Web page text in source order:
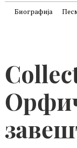
Биографија